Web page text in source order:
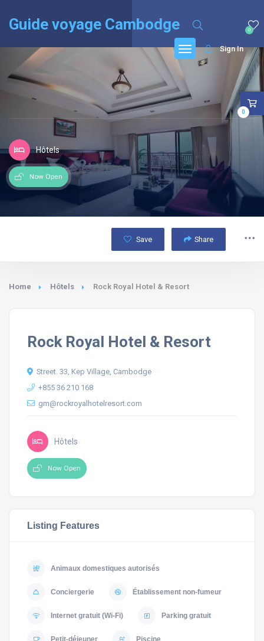
Guide voyage Cambodge 0
Sign In
Hôtels
Now Open
Save Share
Home Hôtels Rock Royal Hotel & Resort
Rock Royal Hotel & Resort
Street. 33, Kep Village, Cambodge
+855 36 210 168
gm@rockroyalhotelresort.com
Hôtels
Now Open
Listing Features
Animaux domestiques autorisés
Conciergerie Établissement non-fumeur
Internet gratuit (Wi-Fi) Parking gratuit
Petit-déjeuner Piscine
0